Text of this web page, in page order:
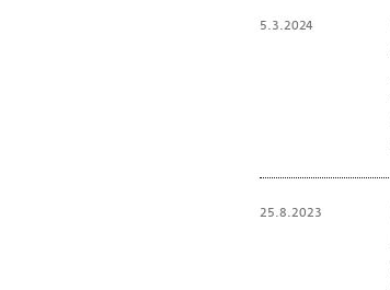
5.3.2024
25.8.2023